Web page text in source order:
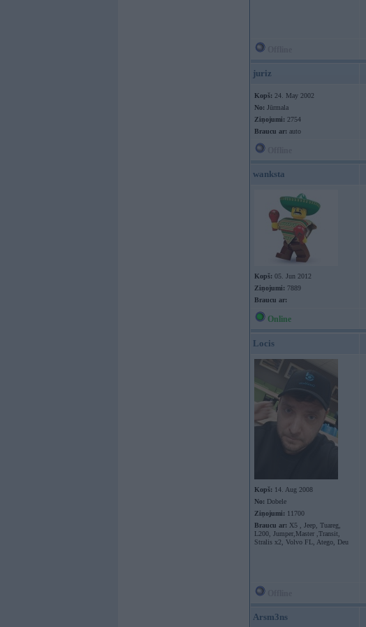
juriz
Kopš: 24. May 2002
No: Jūrmala
Ziņojumi: 2754
Braucu ar: auto
wanksta
Kopš: 05. Jun 2012
Ziņojumi: 7889
Braucu ar:
Online
Locis
Kopš: 14. Aug 2008
No: Dobele
Ziņojumi: 11700
Braucu ar: X5 , Jeep, Tuareg,
L200, Jumper,Master ,Transit,
Stralis x2, Volvo FL, Atego, Deu
Arsm3ns